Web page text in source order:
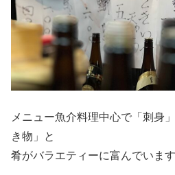
メニュー魚介料理中心で「刺身
き物」と
肴がバラエティーに富んでいます